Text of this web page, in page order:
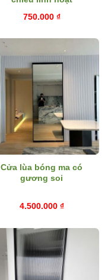
750.000 ₫
Cửa lùa bóng ma có
gương soi
4.500.000 ₫